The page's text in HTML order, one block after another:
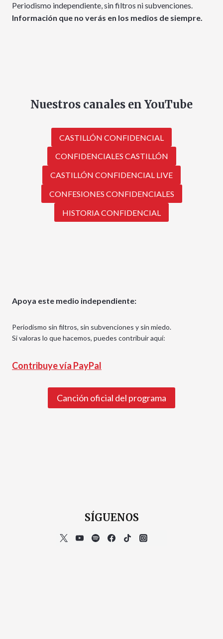
Periodismo independiente, sin filtros ni subvenciones.
Información que no verás en los medios de siempre.
Nuestros canales en YouTube
CASTILLÓN CONFIDENCIAL
CONFIDENCIALES CASTILLÓN
CASTILLÓN CONFIDENCIAL LIVE
CONFESIONES CONFIDENCIALES
HISTORIA CONFIDENCIAL
Apoya este medio independiente:
Periodismo sin filtros, sin subvenciones y sin miedo.
Si valoras lo que hacemos, puedes contribuir aquí:
Contribuye vía PayPal
Canción oficial del programa
SÍGUENOS